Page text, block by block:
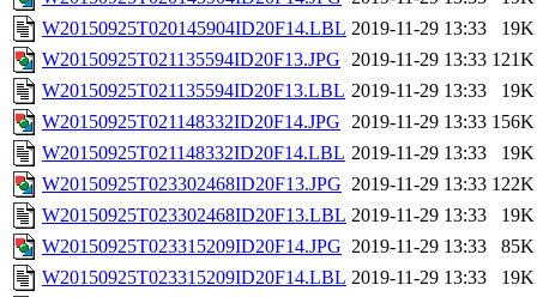
W20150925T020145904ID20F14.LBL 2019-11-29 13:33
19K
W20150925T021135594ID20F13.JPG 2019-11-29 13:33 121K
W20150925T021135594ID20F13.LBL 2019-11-29 13:33
19K
W20150925T021148332ID20F14.JPG 2019-11-29 13:33 156K
W20150925T021148332ID20F14.LBL 2019-11-29 13:33
19K
W20150925T023302468ID20F13.JPG 2019-11-29 13:33 122K
W20150925T023302468ID20F13.LBL 2019-11-29 13:33
19K
W20150925T023315209ID20F14.JPG 2019-11-29 13:33
85K
W20150925T023315209ID20F14.LBL 2019-11-29 13:33
19K